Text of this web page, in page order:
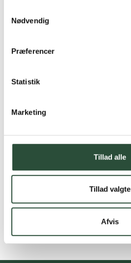
Nødvendig
Præferencer
Statistik
Marketing
Tillad alle
Tillad valgte
Afvis